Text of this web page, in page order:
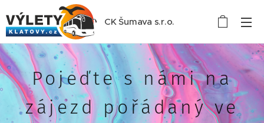
CK Šumava s.r.o.
Pojeďte s námi na
zájezd pořádaný ve